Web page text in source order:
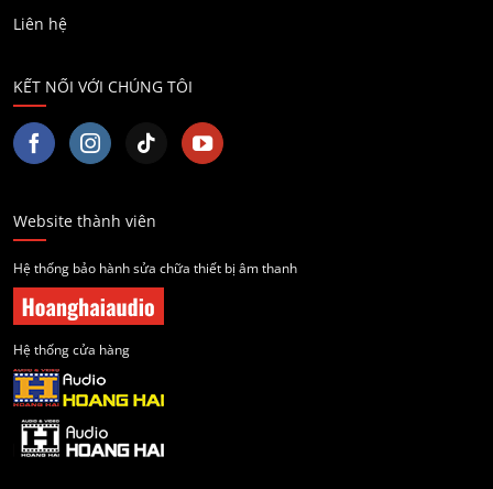
Liên hệ
KẾT NỐI VỚI CHÚNG TÔI
Website thành viên
Hệ thống bảo hành sửa chữa thiết bị âm thanh
Hệ thống cửa hàng